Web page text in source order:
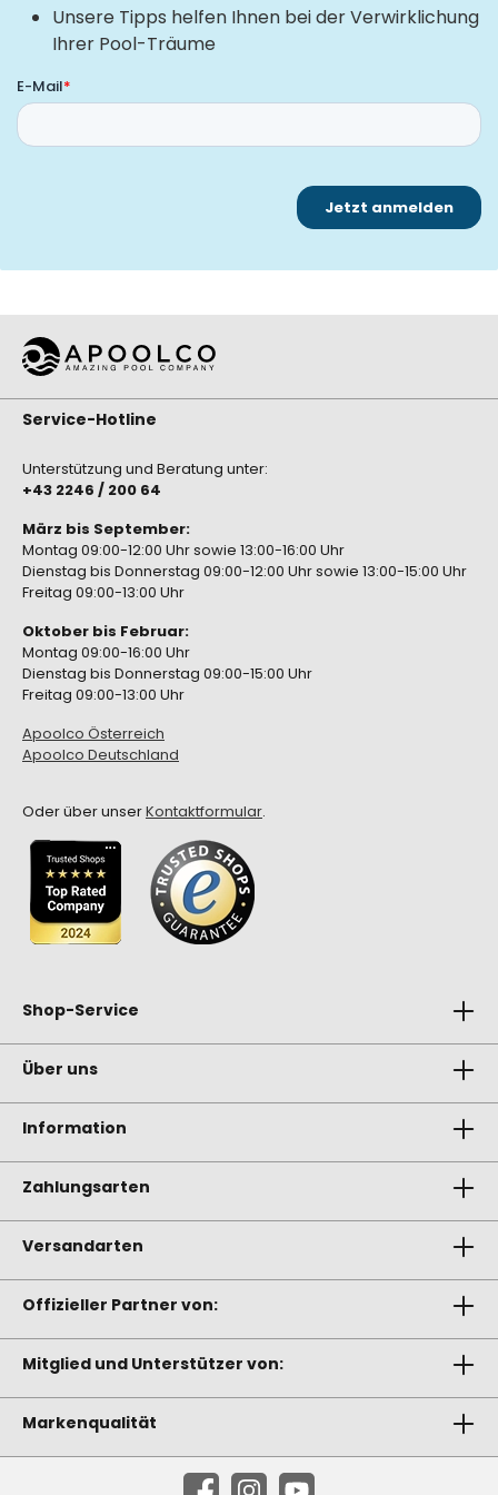
Unsere Tipps helfen Ihnen bei der Verwirklichung
Ihrer Pool-Träume
Service-Hotline
Unterstützung und Beratung unter:
+43 2246 / 200 64
März bis September:
Montag 09:00-12:00 Uhr sowie 13:00-16:00 Uhr
Dienstag bis Donnerstag 09:00-12:00 Uhr sowie 13:00-15:00 Uhr
Freitag 09:00-13:00 Uhr
Oktober bis Februar:
Montag 09:00-16:00 Uhr
Dienstag bis Donnerstag 09:00-15:00 Uhr
Freitag 09:00-13:00 Uhr
Apoolco Österreich
Apoolco Deutschland
Oder über unserKontaktformular.
Shop-Service
Über uns
Information
Zahlungsarten
Versandarten
Offizieller Partner von:
Mitglied und Unterstützer von:
Markenqualität